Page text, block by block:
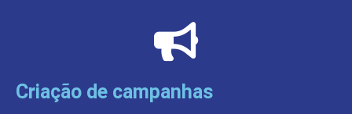
Criação de campanhas